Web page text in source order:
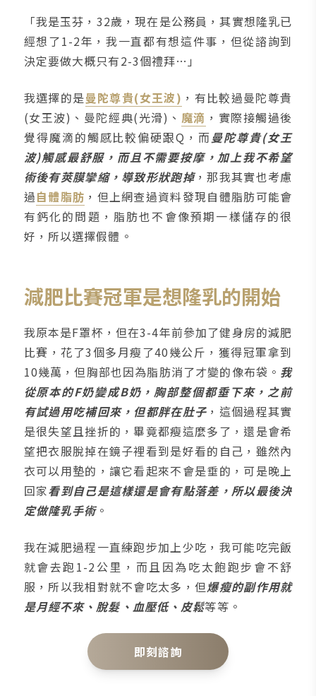
「我是玉芬，32歲，現在是公務員，其實想隆乳已
經想了1-2年，我一直都有想這件事，但從諮詢到
決定要做大概只有2-3個禮拜…」
我選擇的是曼陀尊貴(女王波) ，有比較過曼陀尊貴
(女王波)、曼陀經典(光滑)、 魔滴 ，實際接觸過後
覺得魔滴的觸感比較偏硬跟Q，而曼陀尊貴(女王
波)觸感最舒服，而且不需要按摩，加上我不希望
術後有莢膜攣縮，導致形狀跑掉，那我其實也考慮
過自體脂肪 ，但上網查過資料發現自體脂肪可能會
有鈣化的問題，脂肪也不會像預期一樣儲存的很
好，所以選擇假體。
減肥比賽冠軍是想隆乳的開始
我原本是F罩杯，但在3-4年前參加了健身房的減肥
比賽，花了3個多月瘦了40幾公斤，獲得冠軍拿到
10幾萬，但胸部也因為脂肪消了才變的像布袋。 我
從原本的F奶變成B奶，胸部整個都垂下來，之前
有試過用吃補回來，但都胖在肚子 ，這個過程其實
是很失望且挫折的，畢竟都瘦這麼多了，還是會希
望把衣服脫掉在鏡子裡看到是好看的自己，雖然內
衣可以用墊的，讓它看起來不會是垂的，可是晚上
回家看到自己是這樣還是會有點落差，所以最後決
定做隆乳手術。
我在減肥過程一直練跑步加上少吃，我可能吃完飯
就會去跑1-2公里，而且因為吃太飽跑步會不舒
服，所以我相對就不會吃太多，但爆瘦的副作用就
是月經不來、脫髮、血壓低、皮鬆等等。
即刻諮詢